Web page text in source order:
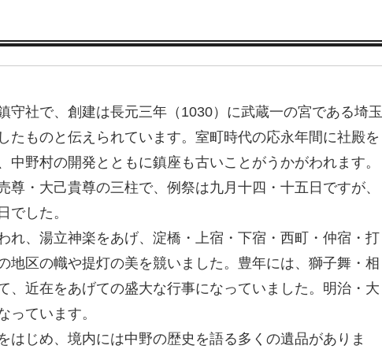
守社で、創建は長元三年（1030）に武蔵一の宮である埼玉
たものと伝えられています。室町時代の応永年間に社殿を
中野村の開発とともに鎮座も古いことがうかがわれます。
尊・大己貴尊の三柱で、例祭は九月十四・十五日ですが、
でした。
れ、湯立神楽をあげ、淀橋・上宿・下宿・西町・仲宿・打
地区の幟や提灯の美を競いました。豊年には、獅子舞・相
、近在をあげての盛大な行事になっていました。明治・大
っています。
はじめ、境内には中野の歴史を語る多くの遺品がありま